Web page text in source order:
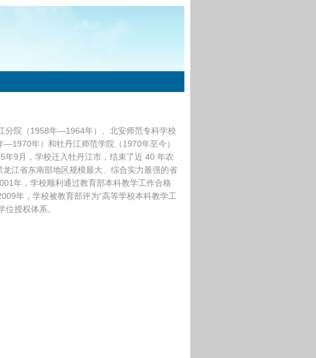
分院（1958年—1964年）、北安师范专科学校
年）和牡丹江师范学院（1970年至今）
年9月，学校迁入牡丹江市，结束了近 40 年农
江省东南部地区规模最大、综合实力最强的省
年，学校顺利通过教育部本科教学工作合格
年，学校被教育部评为“高等学校本科教学工
授权体系。